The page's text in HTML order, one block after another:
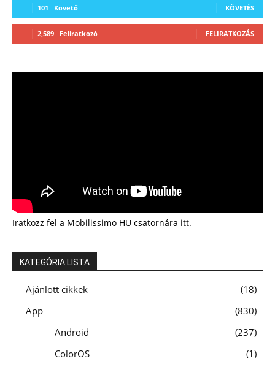
101 Követő KÖVETÉS
2,589 Feliratkozó FELIRATKOZÁS
Iratkozz fel a Mobilissimo HU csatornára itt.
KATEGÓRIA LISTA
Ajánlott cikkek
18
App
830
Android
237
ColorOS
1